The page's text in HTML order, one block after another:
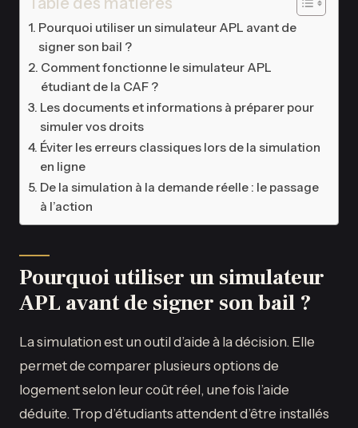
Pourquoi utiliser un simulateur APL avant de
signer son bail ?
Comment fonctionne le simulateur APL
étudiant de la CAF ?
Les documents et informations à préparer pour
simuler vos droits
Éviter les erreurs classiques lors de la simulation
en ligne
De la simulation à la demande réelle : le passage
à l’action
Pourquoi utiliser un simulateur
APL avant de signer son bail ?
La simulation est un outil d’aide à la décision. Elle
permet de comparer plusieurs options de
logement selon leur coût réel, une fois l’aide
déduite. Trop d’étudiants attendent d’être installés